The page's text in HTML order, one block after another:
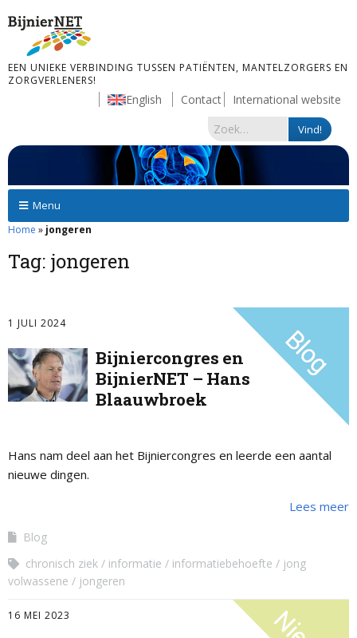
EEN UNIEKE VERBINDING TUSSEN PATIËNTEN, MANTELZORGERS EN
ZORGVERLENERS!
English Contact International website
Menu
Home » jongeren
Tag: jongeren
1 JULI 2024
Bijniercongres en
BijnierNET – Hans
Blaauwbroek
Hans nam deel aan het Bijniercongres en leerde een aantal
nieuwe dingen.
Lees meer
Blog
chronisch ziek
informatie informatiebehoefte
jong
volwassene
jongeren
16 MEI 2023